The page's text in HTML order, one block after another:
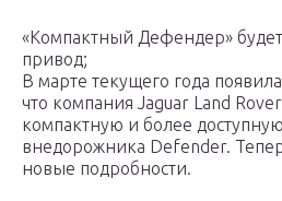
«Компактный Дефендер»
привод;
В марте текущего года
что компания Jaguar Land
компактную и более
внедорожника Defender.
новые подробности.